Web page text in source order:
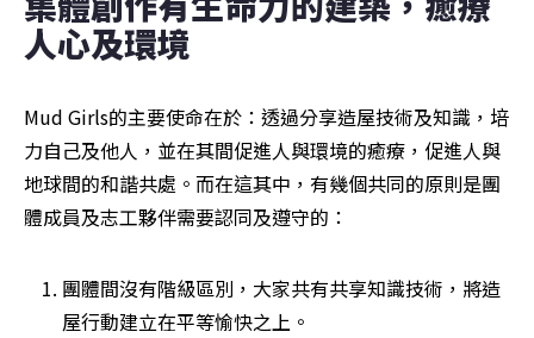
人心及環境
Mud Girls的主要使命在於：透過分享造屋技術及知識，培
力自己及他人，並在其間促進人與環境的癒療，促進人與
地球間的和諧共處。而在這其中，有幾個共同的原則是團
體成員及志工夥伴需要認同及遵守的：
團體間沒有階級區別，大家共有共享知識技術，將造
屋行動建立在平等愉快之上。